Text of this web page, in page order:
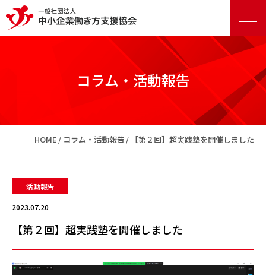
コラム・活動報告
HOME コラム・活動報告 【第２回】超実践塾を開催しました
活動報告
2023.07.20
【第２回】超実践塾を開催しました